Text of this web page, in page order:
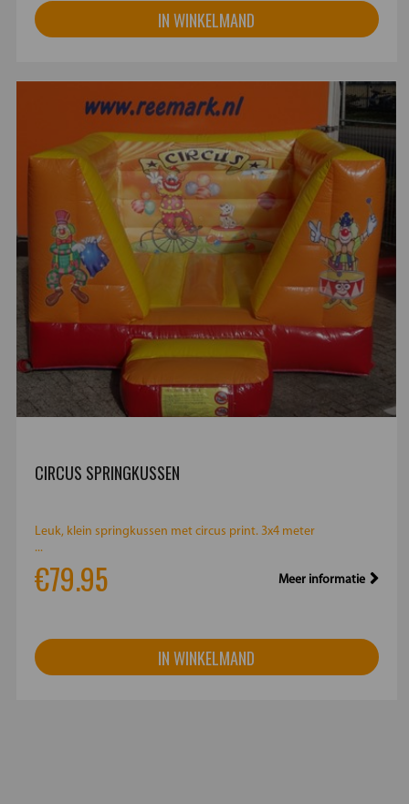
IN WINKELMAND
CIRCUS SPRINGKUSSEN
Leuk, klein springkussen met circus print. 3x4 meter
...
€79.95 Meer informatie
IN WINKELMAND